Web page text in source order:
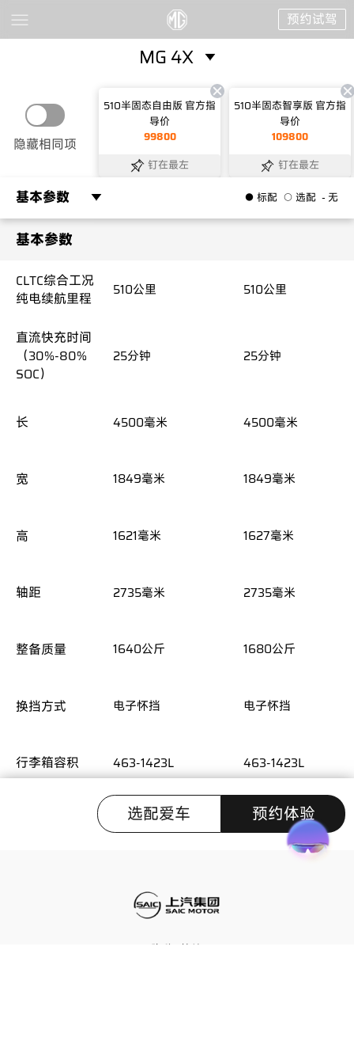
预约试驾
MG 4X
新能源
全新MG4
敞篷跑车
隐藏相同项
基本参数 ● 标配 ○ 选配 - 无
基本参数
外观颜色
悦目设计
高效动力
智趣座舱
智享驾乘
辅助驾驶
基本参数
CLTC综合工况
纯电续航里程
510公里 510公里
直流快充时间
（30%-80%
SOC）
25分钟 25分钟
长 4500毫米 4500毫米
宽 1849毫米 1849毫米
高 1621毫米 1627毫米
轴距 2735毫米 2735毫米
整备质量 1640公斤 1680公斤
换挡方式 电子怀挡 电子怀挡
行李箱容积 463-1423L 463-1423L
●（限时免费）
●（限时免费）
510半固态自由版 官方指
导价
99800
钉在最左
510半固态智享版 官方指
导价
109800
钉在最左
510公里 510公里
25分钟 25分钟
4500毫米 4500毫米
1849毫米 1849毫米
1621毫米 1627毫米
2735毫米 2735毫米
1640公斤 1680公斤
电子怀挡 电子怀挡
463-1423L 463-1423L
●（限时免费）
●（限时免费）
选配爱车 预约体验
隐私&协议